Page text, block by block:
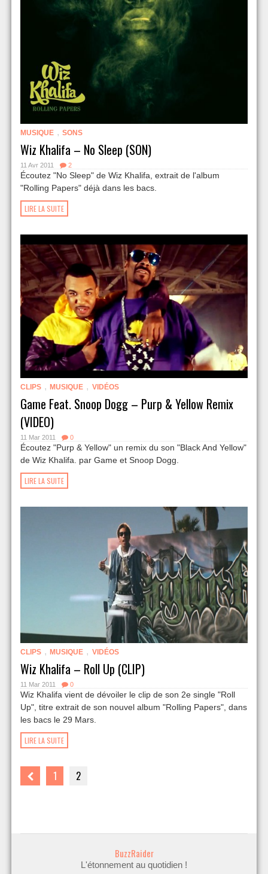
MUSIQUE , SONS
Wiz Khalifa – No Sleep (SON)
11 Avr 2011 2
Écoutez "No Sleep" de Wiz Khalifa, extrait de l'album
"Rolling Papers" déjà dans les bacs.
LIRE LA SUITE
CLIPS , MUSIQUE , VIDÉOS
Game Feat. Snoop Dogg – Purp & Yellow Remix
(VIDEO)
11 Mar 2011 0
Écoutez "Purp & Yellow" un remix du son "Black And Yellow"
de Wiz Khalifa. par Game et Snoop Dogg.
LIRE LA SUITE
CLIPS , MUSIQUE , VIDÉOS
Wiz Khalifa – Roll Up (CLIP)
11 Mar 2011 0
Wiz Khalifa vient de dévoiler le clip de son 2e single "Roll
Up", titre extrait de son nouvel album "Rolling Papers", dans
les bacs le 29 Mars.
LIRE LA SUITE
1 2
BuzzRaider
L'étonnement au quotidien !